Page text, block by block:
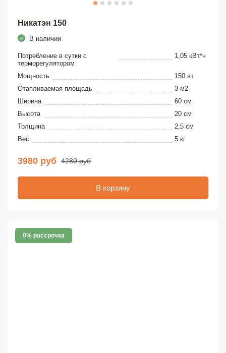
Никатэн 150
В наличии
Потребление в сутки с
терморегулятором
1,05 кВт*ч
Мощность
150 вт
Отапливаемая площадь
3 м2
Ширина
60 см
Высота
20 см
Толщина
2,5 см
Вес
5 кг
3980 руб 4280 руб
В корзину
0% рассрочка